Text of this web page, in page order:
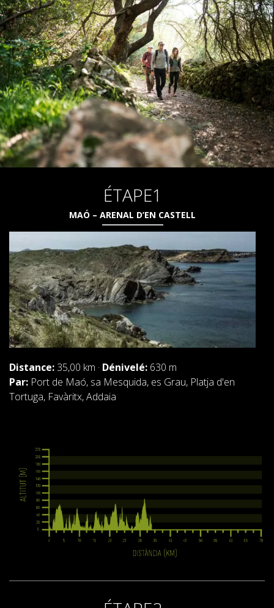
ENGAGEMENT ENVIRONNEMENTAL
PROJET DE CONSERVATION
0º PLASTIQUE
ÉTUDE SUR LES PLASTIQUES SUR LE CAMÍ DE CAVALLS
BLOG
FRANÇAIS
CATALÀ
ESPAÑOL
DEUTSCH
ÉTAPE1
MAÓ – ARENAL D’EN CASTELL
Distance: 35,00 km · Dénivelé: 630 m
Par: Port de Maó, sa Mesquida, es Grau, Platja d'en
Tortuga, Favàritx, Addaia